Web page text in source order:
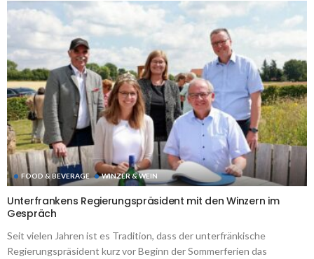
FOOD & BEVERAGE WINZER & WEIN
Unterfrankens Regierungspräsident mit den Winzern im
Gespräch
Seit vielen Jahren ist es Tradition, dass der unterfränkische
Regierungspräsident kurz vor Beginn der Sommerferien das